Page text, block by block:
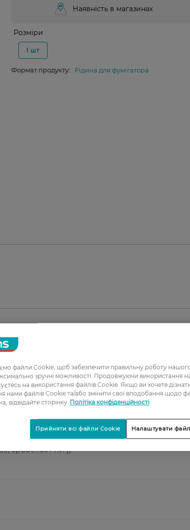
Наявність в магазинах
Розміри
1 шт
Формат продукту: Рідина для фумігатора
2
3
4
5
сработает ли ))
файли Cookie, щоб забезпечити правильну роботу
зручні можливості. Продовжуючи використання
на використання файлів Cookie. Якщо ви хочете
нами файлів Cookie та/або змінити свої вподобання щодо
відвідайте сторінку Політіка конфіденційності
Налаштувати
Прийняти всі файли Cookie